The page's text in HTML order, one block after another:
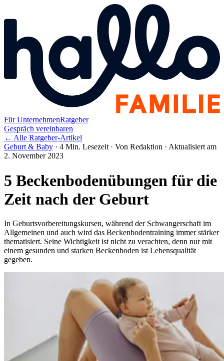
Für UnternehmenRatgeber
Gespräch vereinbaren
← Alle Ratgeber-Artikel
Geburt & Baby · 4 Min. Lesezeit · Von Redaktion · Aktualisiert am
2. November 2023
5 Beckenbodenübungen für die
Zeit nach der Geburt
In Geburtsvorbereitungskursen, während der Schwangerschaft im
Allgemeinen und auch wird das Beckenbodentraining immer stärker
thematisiert. Seine Wichtigkeit ist nicht zu verachten, denn nur mit
einem gesunden und starken Beckenboden ist Lebensqualität
gegeben.